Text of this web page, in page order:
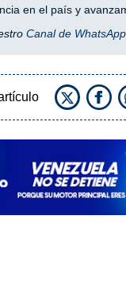
en el país y
Canal de WhatsApp